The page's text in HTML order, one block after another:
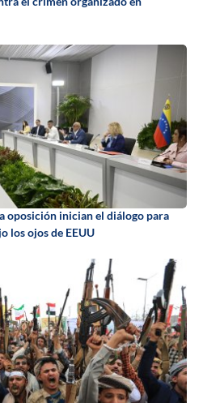
oposición inician el diálogo para
los ojos de EEUU